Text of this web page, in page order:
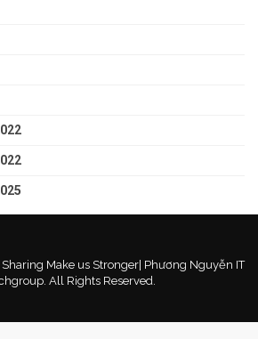
Make us Stronger| Phương Nguyễn IT
All Rights Reserved.